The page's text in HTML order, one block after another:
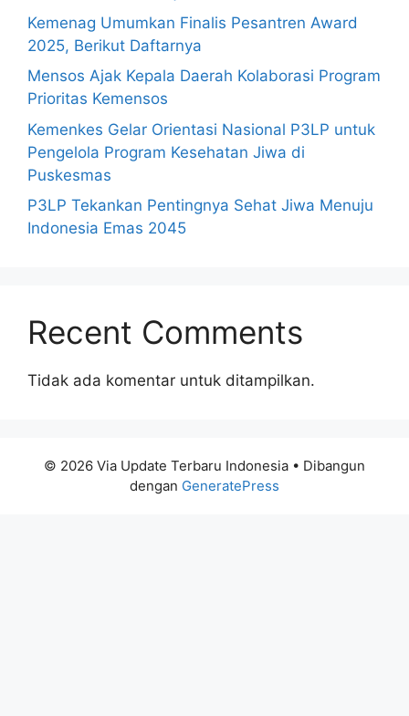
Kemenag Umumkan Finalis Pesantren Award
2025, Berikut Daftarnya
Mensos Ajak Kepala Daerah Kolaborasi Program
Prioritas Kemensos
Kemenkes Gelar Orientasi Nasional P3LP untuk
Pengelola Program Kesehatan Jiwa di
Puskesmas
P3LP Tekankan Pentingnya Sehat Jiwa Menuju
Indonesia Emas 2045
Recent Comments
Tidak ada komentar untuk ditampilkan.
© 2026 Via Update Terbaru Indonesia • Dibangun
dengan GeneratePress